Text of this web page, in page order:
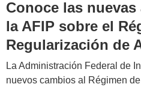
Conoce las
la AFIP sobre el
Regularización de
La Administración Federal de
nuevos cambios al Régimen